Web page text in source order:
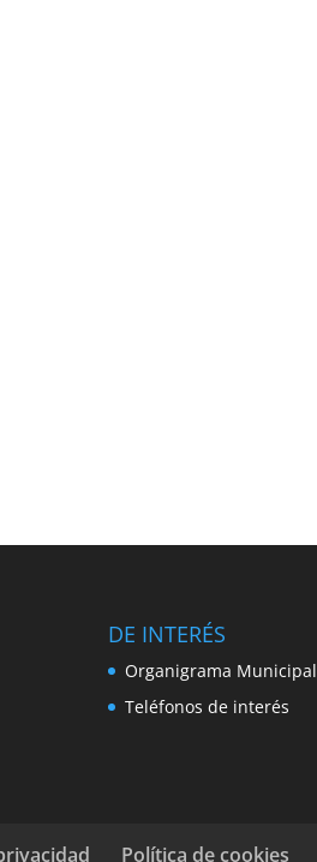
DE INTERÉS
Organigrama Municipal
Teléfonos de interés
Política de cookies